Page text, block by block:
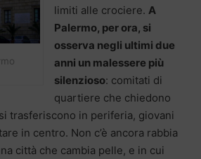
limiti alle crociere. A
Palermo, per ora, si
osserva negli ultimi due
anni un malessere più
silenzioso: comitati di
quartiere che chiedono
trasferiscono in periferia, giovani
in centro. Non c’è ancora rabbia
città che cambia pelle, e in cui